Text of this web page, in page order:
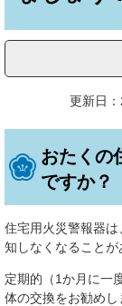
更新日
おたくの
ですか？
住宅用火災警報器
知しなくなることが
定期的（1か月に一
体の交換をお勧めし